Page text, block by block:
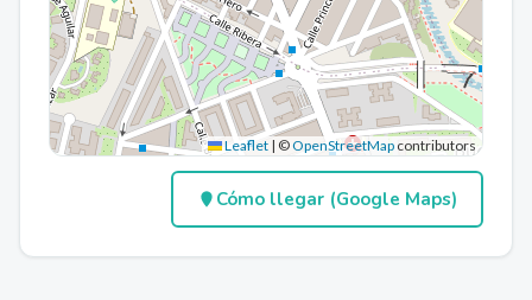
Leaflet | ©OpenStreetMap contributors
Cómo llegar (Google Maps)